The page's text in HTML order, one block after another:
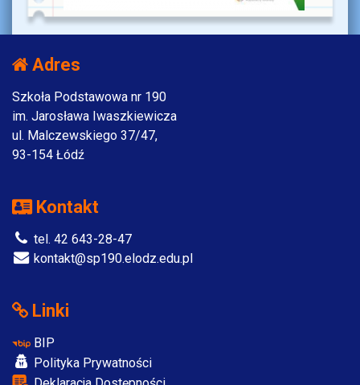
Adres
Szkoła Podstawowa nr 190
im. Jarosława Iwaszkiewicza
ul. Malczewskiego 37/47,
93-154 Łódź
Kontakt
tel. 42 643-28-47
kontakt@sp190.elodz.edu.pl
Linki
BIP
Polityka Prywatności